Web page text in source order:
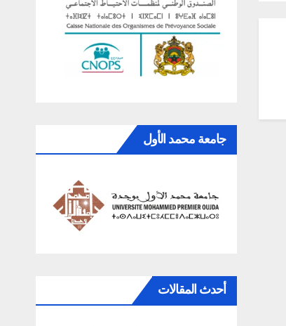
جامعة محمد الأول
أحدث المقالات